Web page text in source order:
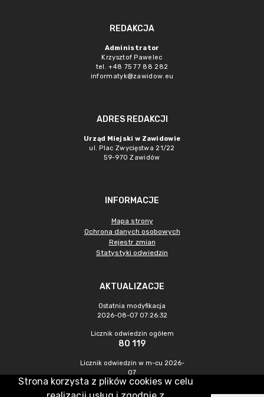
REDAKCJA
Administrator
Krzysztof Pawelec
tel. +48 75 77 88 282
informatyk@zawidow.eu
ADRES REDAKCJI
Urząd Miejski w Zawidowie
ul. Plac Zwycięstwa 21/22
59-970 Zawidów
INFORMACJE
Mapa strony
Ochrona danych osobowych
Rejestr zmian
Statystyki odwiedzin
AKTUALIZACJE
Ostatnia modyfikacja
2026-08-07 07:26:32
Licznik odwiedzin ogółem
80 119
Licznik odwiedzin w m-cu 2026-
07
237
Strona korzysta z plików cookies w celu